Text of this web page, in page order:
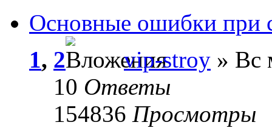
Основные ошибки при
1, 2 vip-stroy » Вс
10 Ответы
154836 Просмотры